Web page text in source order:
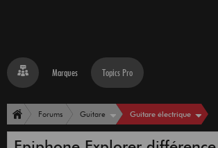
Marques Topics Pro
Forums Guitare Guitare électrique